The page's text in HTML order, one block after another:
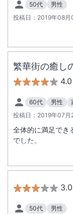
50代
男性
投稿日： 2019年08月
繁華街の癒し
4.0
60代 男性
投稿日： 2019年07月
全体的に満足でき
でした。
3.0
50代
男性